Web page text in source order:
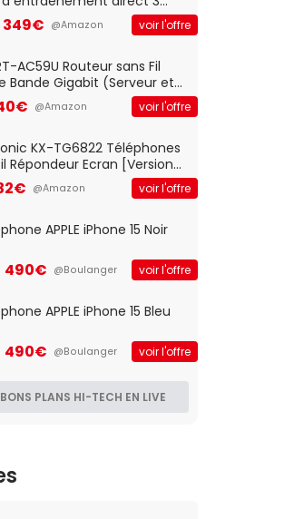
(33-45-78 trs/min) avec
intégré et port USB
349€ @Amazon voir l'offre
AC59U Routeur sans Fil
Bande Gigabit (Serveur et
Triple Vlan, Mode Point
et Bridge, contrôle
@Amazon voir l'offre
KX-TG6822 Téléphones
Répondeur Ecran [Version
@Amazon voir l'offre
APPLE iPhone 15 Noir
490€ @Boulanger voir l'offre
APPLE iPhone 15 Bleu
490€ @Boulanger voir l'offre
PLANS HI-TECH EN LIVE